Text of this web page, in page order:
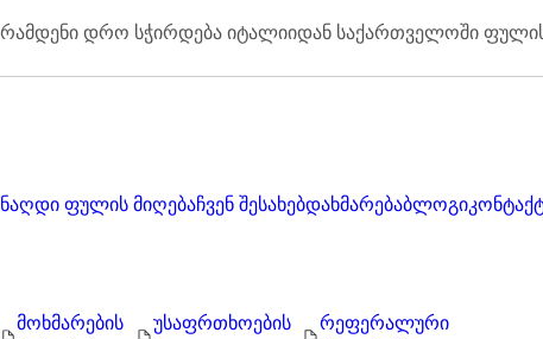
რამდენი დრო სჭირდება იტალიიდან საქართველოში
ნაღდი ფულის მიღებაჩვენ შესახებდახმარებაბლოგი
მოხმარების
უსაფრთხოების
რეფერალური